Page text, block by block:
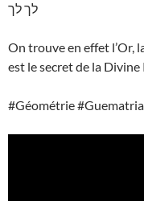
לך לך
On trouve en effet l’Or,
est le secret de la
#Géométrie #Guematria